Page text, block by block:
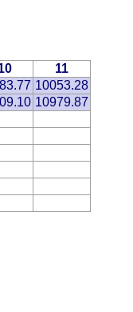
11
10053.28
10979.87